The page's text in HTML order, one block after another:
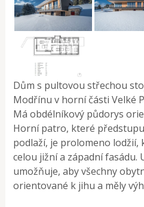
Dům s pultovou střechou
Modřínu v horní části Velké
Má obdélníkový půdorys
Horní patro, které
podlaží, je prolomeno lodžií,
celou jižní a západní fasádu.
umožňuje, aby všechny
orientované k jihu a měly